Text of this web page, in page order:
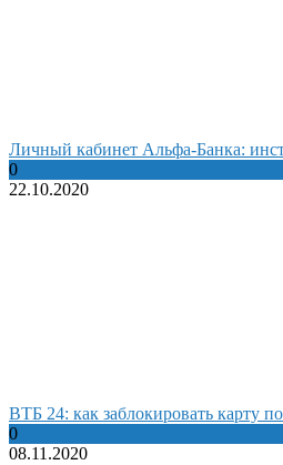
Личный кабинет Альфа-Банка:
0
22.10.2020
ВТБ 24: как заблокировать карту
0
08.11.2020